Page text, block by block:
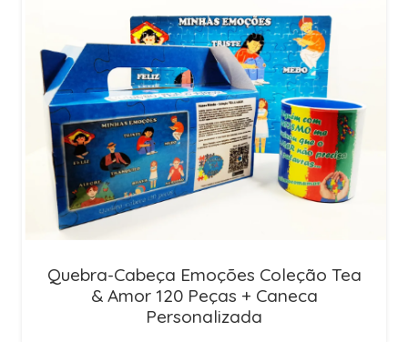
Quebra-Cabeça Emoções Coleção Tea
& Amor 120 Peças + Caneca
Personalizada